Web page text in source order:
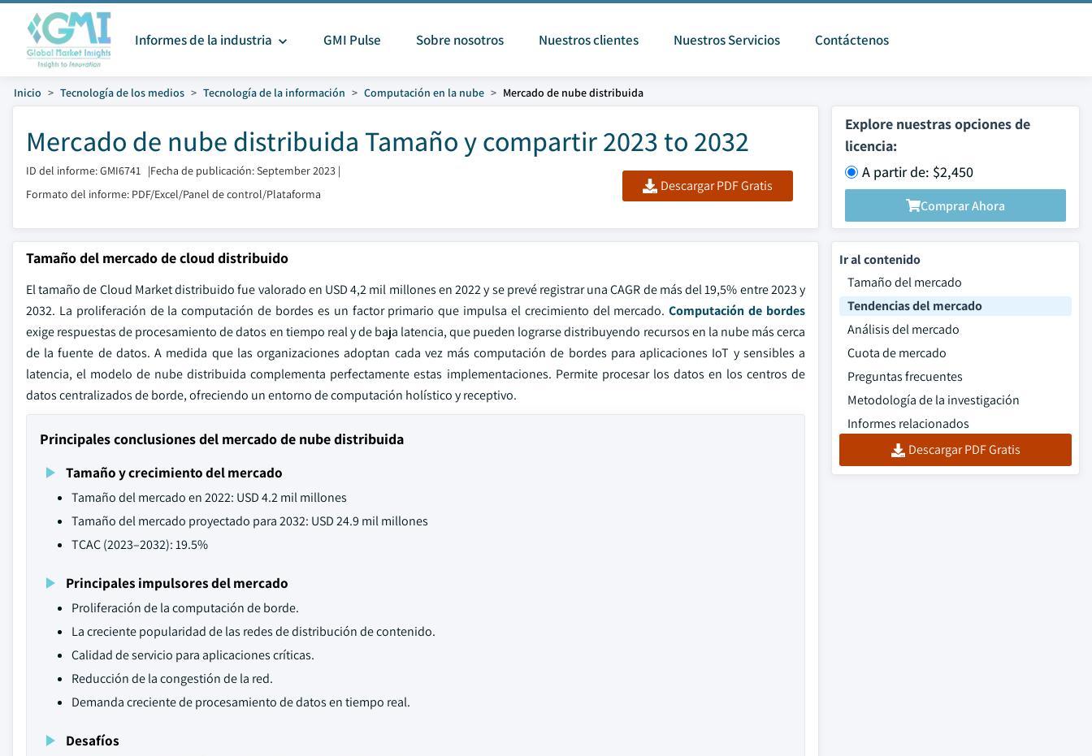
Informes de la industria GMI Pulse Sobre nosotros Nuestros clientes Nuestros Servicios Contáctenos
Inicio Tecnología de los medios Tecnología de la información Computación en la nube Mercado de nube distribuida
Mercado de nube distribuida Tamaño y compartir 2023 to 2032
ID del informe: GMI6741 |Fecha de publicación: September 2023 |
Formato del informe: PDF/Excel/Panel de control/Plataforma
Descargar PDF Gratis
Explore nuestras opciones de
licencia:
A partir de: $2,450
Comprar Ahora
Tamaño del mercado de cloud distribuido
El tamaño de Cloud Market distribuido fue valorado en USD 4,2 mil millones en 2022 y se prevé registrar una CAGR de más del 19,5% entre 2023 y
2032. La proliferación de la computación de bordes es un factor primario que impulsa el crecimiento del mercado.Computación de bordes
exige respuestas de procesamiento de datos en tiempo real y de baja latencia, que pueden lograrse distribuyendo recursos en la nube más cerca
de la fuente de datos. A medida que las organizaciones adoptan cada vez más computación de bordes para aplicaciones IoT y sensibles a
latencia, el modelo de nube distribuida complementa perfectamente estas implementaciones. Permite procesar los datos en los centros de
datos centralizados de borde, ofreciendo un entorno de computación holístico y receptivo.
Principales conclusiones del mercado de nube distribuida
Tamaño y crecimiento del mercado
Tamaño del mercado en 2022: USD 4.2 mil millones
Tamaño del mercado proyectado para 2032: USD 24.9 mil millones
TCAC (2023–2032): 19.5%
Principales impulsores del mercado
Proliferación de la computación de borde.
La creciente popularidad de las redes de distribución de contenido.
Calidad de servicio para aplicaciones críticas.
Reducción de la congestión de la red.
Demanda creciente de procesamiento de datos en tiempo real.
Desafíos
Ir al contenido
Tamaño del mercado
Tendencias del mercado
Análisis del mercado
Cuota de mercado
Preguntas frecuentes
Metodología de la investigación
Informes relacionados
Descargar PDF Gratis